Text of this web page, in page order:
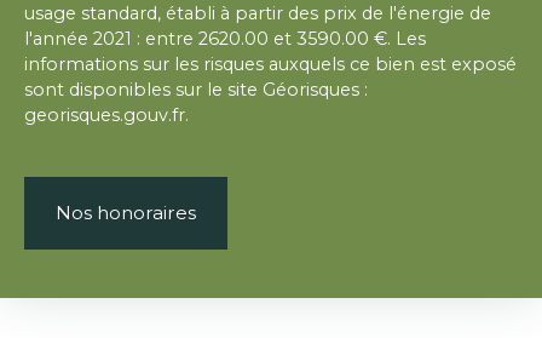
usage standard, établi à partir des prix de l'énergie de
l'année 2021 : entre 2620.00 et 3590.00 €. Les
informations sur les risques auxquels ce bien est exposé
sont disponibles sur le site Géorisques :
georisques.gouv.fr.
Nos honoraires